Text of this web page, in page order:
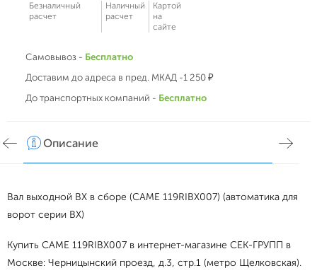
Безналичный
расчет
Наличный
расчет
Картой
на
сайте
Самовывоз - Бесплатно
Доставим до адреса в пред. МКАД -1 250 ₽
До транспортных компаний - Бесплатно
Описание
Вал выходной BX в сборе (CAME 119RIBX007) (автоматика для
ворот серии BX)
Купить CAME 119RIBX007 в интернет-магазине СЕК-ГРУПП в
Москве: Черницынский проезд, д.3, стр.1 (метро Щелковская).